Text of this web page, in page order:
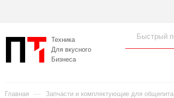
Техника
Для вкусного
Бизнеса
Главная — Запчасти и комплектующие для общепита